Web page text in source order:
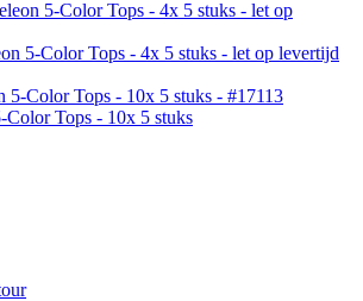
5-Color Tops - 4x 5 stuks - let op levertijd
Tops - 10x 5 stuks